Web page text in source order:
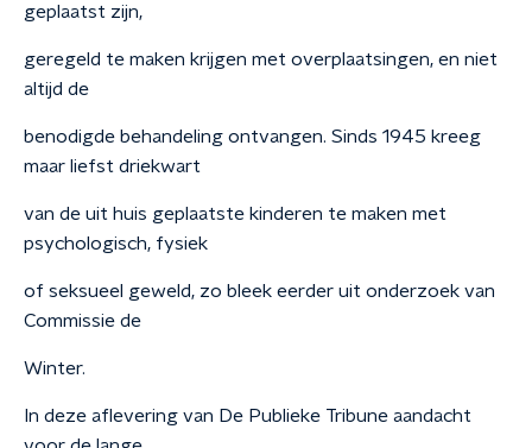
geplaatst zijn,
geregeld te maken krijgen met overplaatsingen, en niet
altijd de
benodigde behandeling ontvangen. Sinds 1945 kreeg
maar liefst driekwart
van de uit huis geplaatste kinderen te maken met
psychologisch, fysiek
of seksueel geweld, zo bleek eerder uit onderzoek van
Commissie de
Winter.
In deze aflevering van De Publieke Tribune aandacht